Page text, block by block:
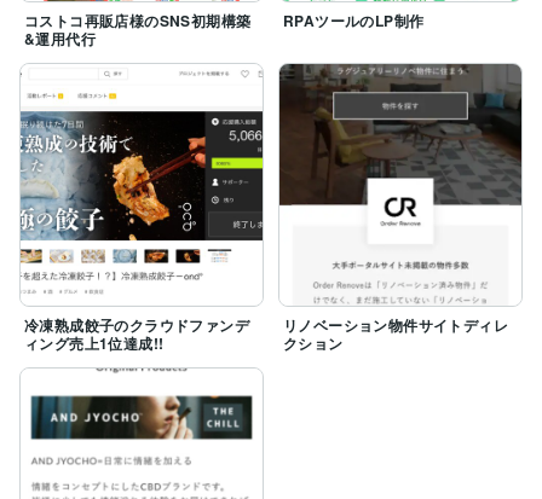
コストコ再販店様のSNS初期構築
&運用代行
RPAツールのLP制作
冷凍熟成餃子のクラウドファンデ
ィング売上1位達成!!
リノベーション物件サイトディレ
クション